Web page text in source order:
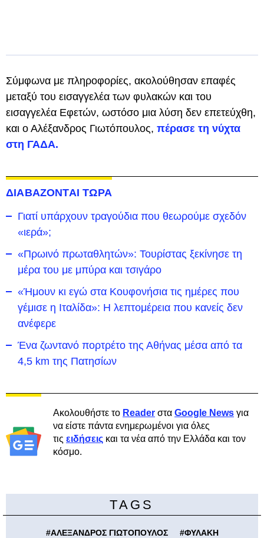
Σύμφωνα με πληροφορίες, ακολούθησαν επαφές
μεταξύ του εισαγγελέα των φυλακών και του
εισαγγελέα Εφετών, ωστόσο μια λύση δεν επετεύχθη,
και ο Αλέξανδρος Γιωτόπουλος, πέρασε τη νύχτα
στη ΓΑΔΑ.
ΔΙΑΒΑΖΟΝΤΑΙ ΤΩΡΑ
Γιατί υπάρχουν τραγούδια που θεωρούμε σχεδόν
«ιερά»;
«Πρωινό πρωταθλητών»: Τουρίστας ξεκίνησε τη
μέρα του με μπύρα και τσιγάρο
«Ήμουν κι εγώ στα Κουφονήσια τις ημέρες που
γέμισε η Ιταλίδα»: Η λεπτομέρεια που κανείς δεν
ανέφερε
Ένα ζωντανό πορτρέτο της Αθήνας μέσα από τα
4,5 km της Πατησίων
Ακολουθήστε το Reader στα Google News για
να είστε πάντα ενημερωμένοι για όλες
τις ειδήσεις και τα νέα από την Ελλάδα και τον
κόσμο.
TAGS
#ΑΛΕΞΑΝΔΡΟΣ ΓΙΩΤΟΠΟΥΛΟΣ #ΦΥΛΑΚΗ